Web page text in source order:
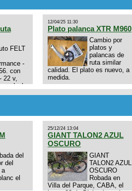
FELT
-
con
22 v,
dual
L.
12/04/25 11:30
Plato palanca XTR M960
Cambio por
platos y
palancas de
ruta similar
calidad. El plato es nuevo, a
medida.
del
del
a
el
25/12/24 13:04
GIANT TALON2 AZUL
OSCURO
GIANT
TALON2 AZUL
OSCURO
Robada en
Villa del Parque, CABA, el